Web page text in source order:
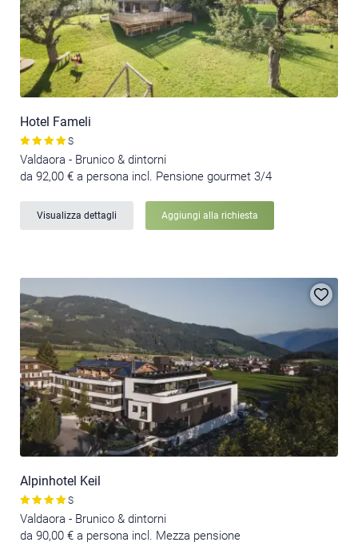
Hotel Fameli
S
Valdaora - Brunico & dintorni
da 92,00 € a persona incl. Pensione gourmet 3/4
Visualizza dettagli Aggiungi alla richiesta
Alpinhotel Keil
S
Valdaora - Brunico & dintorni
da 90,00 € a persona incl. Mezza pensione